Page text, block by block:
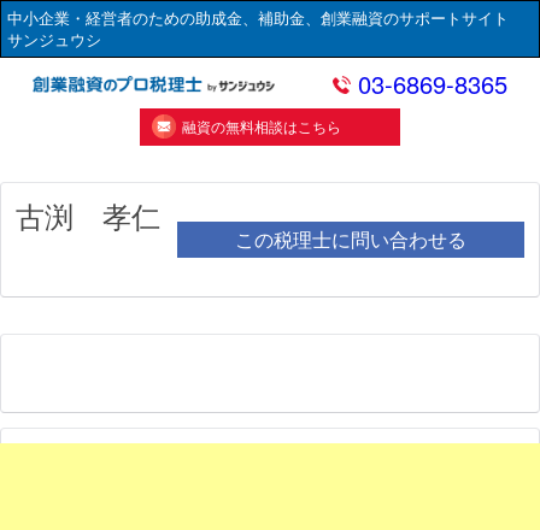
中小企業・経営者のための助成金、補助金、創業融資のサポートサイト
サンジュウシ
03-6869-8365
融資の無料相談はこちら
古渕 孝仁
この税理士に問い合わせる